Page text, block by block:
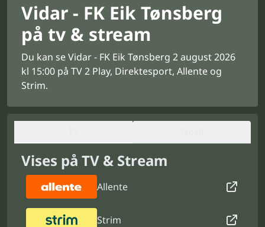
Vidar - FK Eik Tønsberg
på tv & stream
Du kan se Vidar - FK Eik Tønsberg 2 august 2026
kl 15:00 på TV 2 Play, Direktesport, Allente og
Strim.
Vises på TV & Stream
Allente
Strim